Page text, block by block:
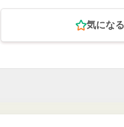
気になる